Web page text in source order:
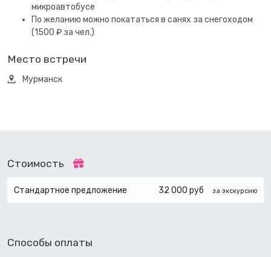
микроавтобусе
По желанию можно покататься в санях за снегоходом
(1500 ₽ за чел.)
Место встречи
Мурманск
Стоимость
Стандартное предложение 32 000 руб за экскурсию
Способы оплаты